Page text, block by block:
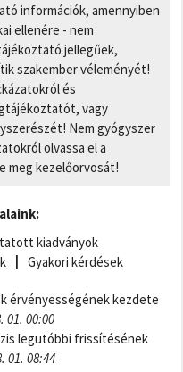
információk, amennyiben
ellenére - nem
jellegűek,
szakember véleményét!
és
vagy
Nem gyógyszer
olvassa el a
meg kezelőorvosát!
kiadványok
Gyakori kérdések
érvényességének kezdete
01. 00:00
legutóbbi frissítésének
01. 08:44